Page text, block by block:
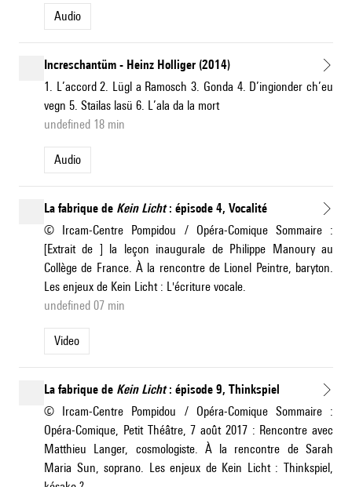
Audio
Increschantüm - Heinz Holliger (2014)
1. L’accord 2. Lügl a Ramosch 3. Gonda 4. D’ingionder ch’eu
vegn 5. Stailas lasü 6. L’ala da la mort
undefined 18 min
Audio
La fabrique de Kein Licht: épisode 4, Vocalité
© Ircam-Centre Pompidou / Opéra-Comique Sommaire :
[Extrait de ] la leçon inaugurale de Philippe Manoury au
Collège de France. À la rencontre de Lionel Peintre, baryton.
Les enjeux de Kein Licht : L'écriture vocale.
undefined 07 min
Video
La fabrique de Kein Licht: épisode 9, Thinkspiel
© Ircam-Centre Pompidou / Opéra-Comique Sommaire :
Opéra-Comique, Petit Théâtre, 7 août 2017 : Rencontre avec
Matthieu Langer, cosmologiste. À la rencontre de Sarah
Maria Sun, soprano. Les enjeux de Kein Licht : Thinkspiel,